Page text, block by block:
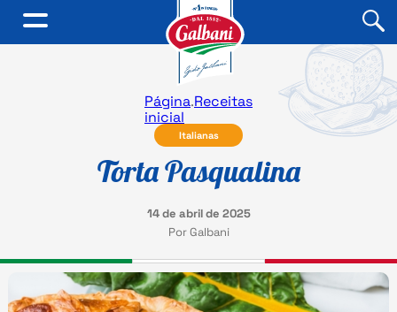
Página
inicial
.Receitas
Italianas
Torta Pasqualina
14 de abril de 2025
Por Galbani